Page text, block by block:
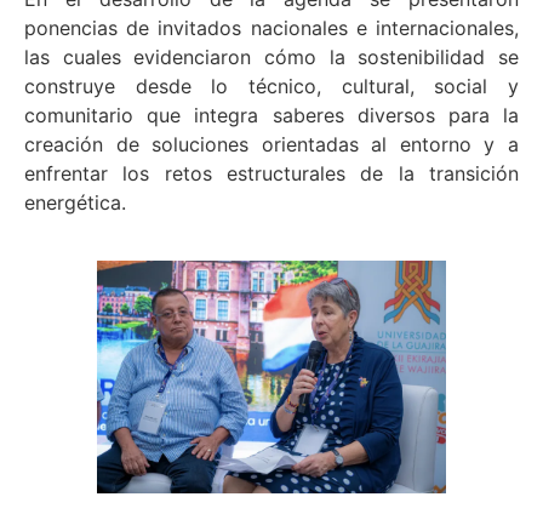
ponencias de invitados nacionales e internacionales,
las cuales evidenciaron cómo la sostenibilidad se
construye desde lo técnico, cultural, social y
comunitario que integra saberes diversos para la
creación de soluciones orientadas al entorno y a
enfrentar los retos estructurales de la transición
energética.